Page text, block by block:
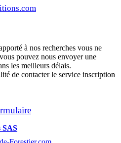
à nos recherches vous ne
pouvez nous envoyer une
les meilleurs délais.
de contacter le service inscription
SAS